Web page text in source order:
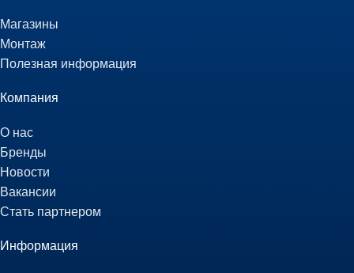
Магазины
Монтаж
Полезная информация
Компания
О нас
Бренды
Новости
Вакансии
Стать партнером
Информация